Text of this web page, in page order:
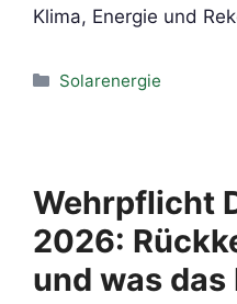
Klima, Energie und
Kategorien
Solarenergie
Wehrpflicht
2026:
und was